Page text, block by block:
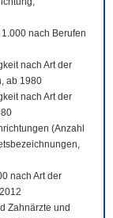
nach Berufen
nach Art der
ab 1980
nach Art der
(Anzahl
nach Art der
Zahnärzte und